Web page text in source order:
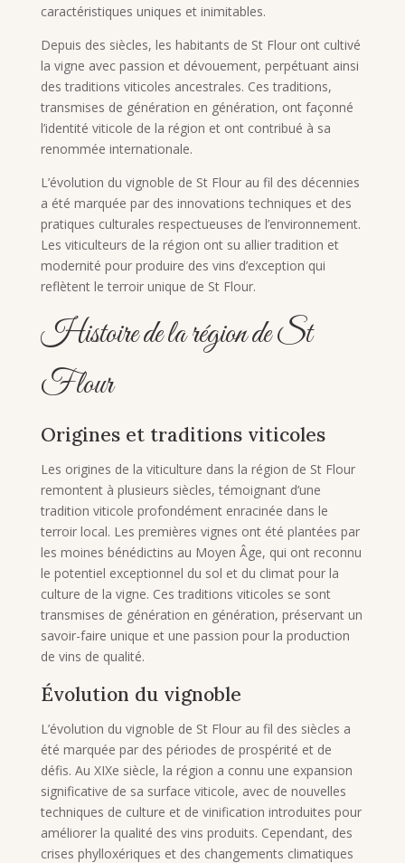
caractéristiques uniques et inimitables.
Depuis des siècles, les habitants de St Flour ont cultivé
la vigne avec passion et dévouement, perpétuant ainsi
des traditions viticoles ancestrales. Ces traditions,
transmises de génération en génération, ont façonné
l’identité viticole de la région et ont contribué à sa
renommée internationale.
L’évolution du vignoble de St Flour au fil des décennies
a été marquée par des innovations techniques et des
pratiques culturales respectueuses de l’environnement.
Les viticulteurs de la région ont su allier tradition et
modernité pour produire des vins d’exception qui
reflètent le terroir unique de St Flour.
Histoire de la région de St
Flour
Origines et traditions viticoles
Les origines de la viticulture dans la région de St Flour
remontent à plusieurs siècles, témoignant d’une
tradition viticole profondément enracinée dans le
terroir local. Les premières vignes ont été plantées par
les moines bénédictins au Moyen Âge, qui ont reconnu
le potentiel exceptionnel du sol et du climat pour la
culture de la vigne. Ces traditions viticoles se sont
transmises de génération en génération, préservant un
savoir-faire unique et une passion pour la production
de vins de qualité.
Évolution du vignoble
L’évolution du vignoble de St Flour au fil des siècles a
été marquée par des périodes de prospérité et de
défis. Au XIXe siècle, la région a connu une expansion
significative de sa surface viticole, avec de nouvelles
techniques de culture et de vinification introduites pour
améliorer la qualité des vins produits. Cependant, des
crises phylloxériques et des changements climatiques